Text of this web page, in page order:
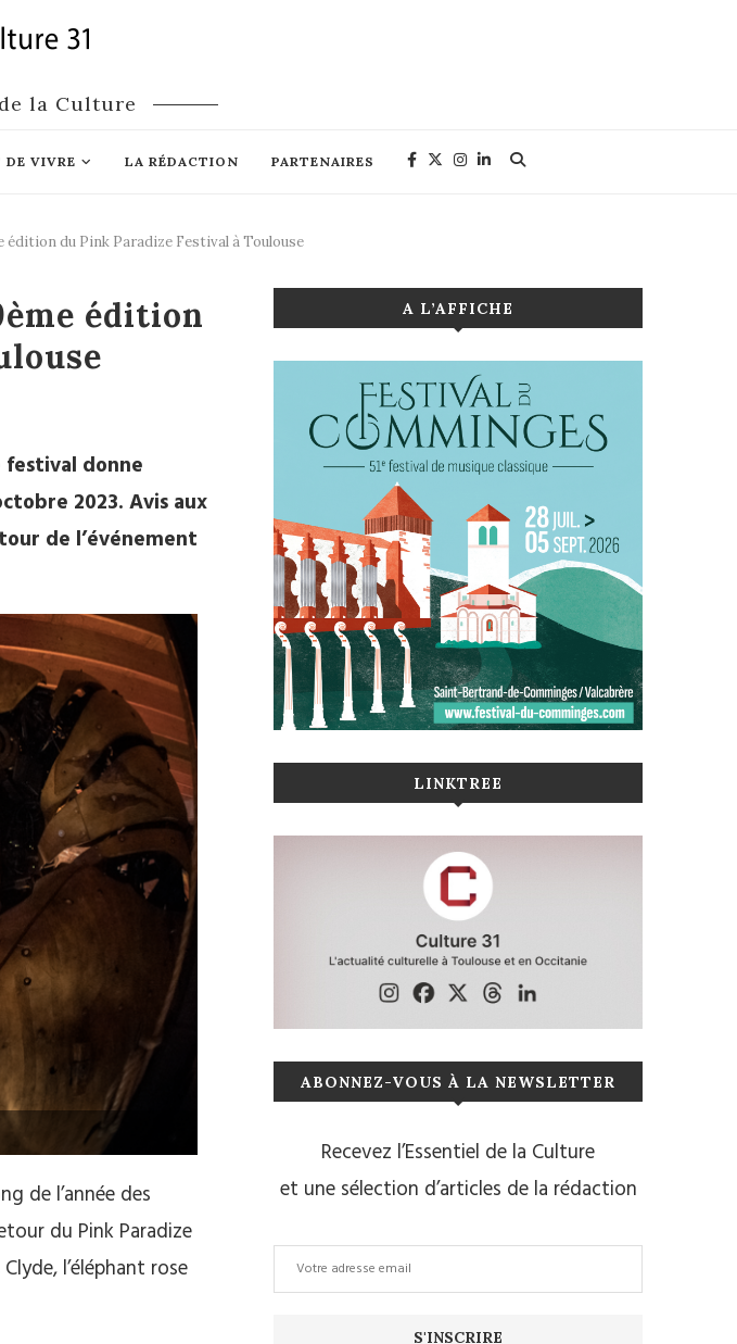
la Culture
DE VIVRE LA RÉDACTION PARTENAIRES
édition du Pink Paradize Festival à Toulouse
édition
festival donne
2023. Avis aux
de l’événement
de l’année des
du Pink Paradize
l’éléphant rose
A L’AFFICHE
LINKTREE
ABONNEZ-VOUS À LA NEWSLETTER
Recevez l’Essentiel de la Culture
et une sélection d’articles de la rédaction